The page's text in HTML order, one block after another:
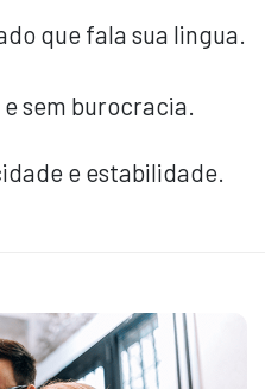
que fala sua lingua.
sem burocracia.
e estabilidade.